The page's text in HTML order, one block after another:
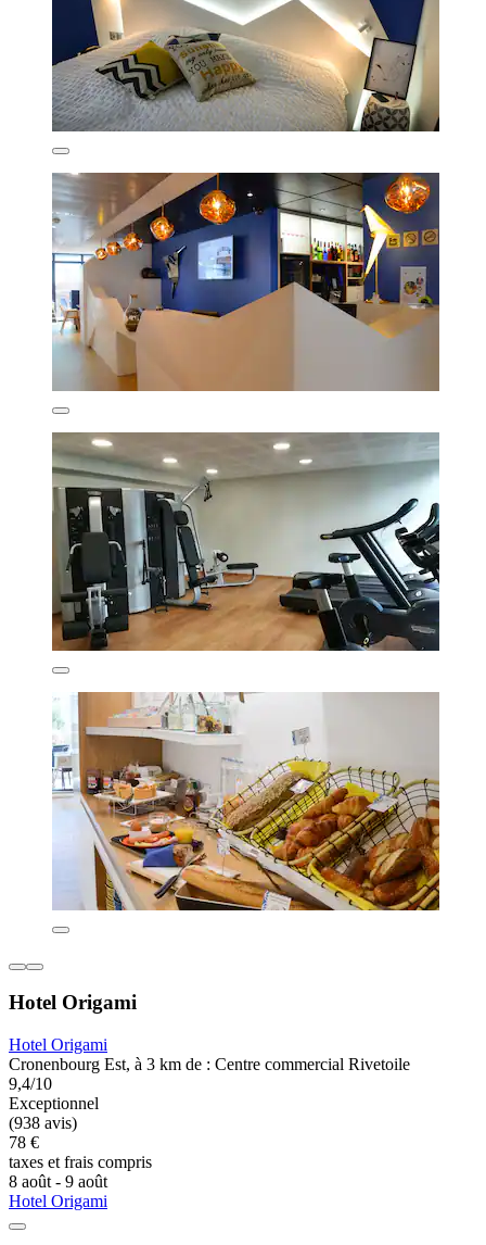
Hotel Origami
Hotel Origami
Cronenbourg Est, à 3 km de : Centre commercial Rivetoile
9,4/10
Exceptionnel
(938 avis)
78 €
taxes et frais compris
8 août - 9 août
Hotel Origami